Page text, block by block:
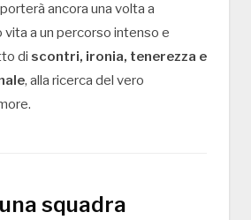
ancora una volta a
vita a un percorso intenso e
di scontri, ironia, tenerezza e
, alla ricerca del vero
squadra